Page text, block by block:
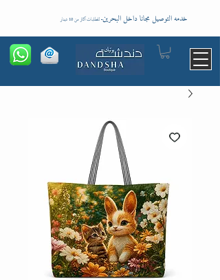
خدمه التوصيل مجانا داخل البحرين- للطلبات اكثر من 10 دينار